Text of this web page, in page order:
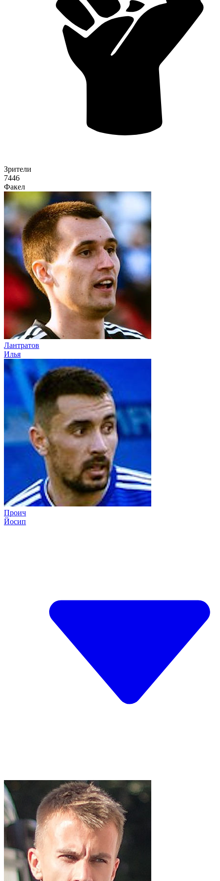
Зрители
7446
Факел
Лантратов
Илья
Проич
Йосип